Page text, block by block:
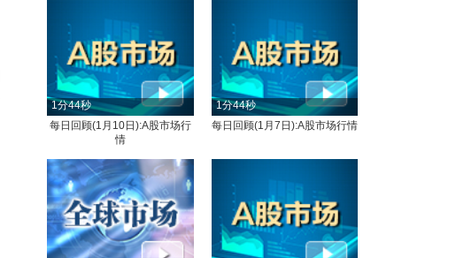
1分44秒
每日回顾(1月10日):A股市场行
情
1分44秒
每日回顾(1月7日):A股市场行情